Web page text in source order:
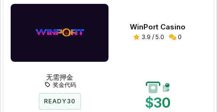
WinPort Casino
3.9 / 5.0 0
$30
无需押金
奖金代码
READY30